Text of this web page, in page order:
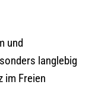
und
langlebig
im Freien